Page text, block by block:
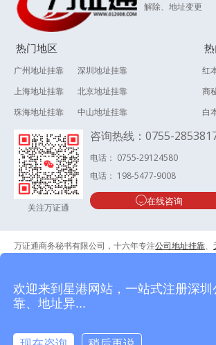
解除、地址变更
热门地区
广州地址挂靠
深圳地址挂靠
上海地址挂靠
北京地址挂靠
珠海地址挂靠
中山地址挂靠
红
商
白
关注万证通
咨询热线：0755-
电话： 0755-29124580
电话： 198-5477-9008
在线咨询
万证通商务秘书有限公司，十六年专注公司地址挂靠、
版权：Copyright 2008@万证通商务秘书有限公司；工
欢迎来到星港网站，一站式注册深
靠、地址异...